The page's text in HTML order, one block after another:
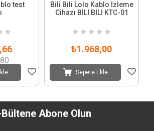
test
★
Bili Bili Lolo Kablo İzleme
Cihazı BİLİ BİLİ KTC-01
★ ★ ★ ★ ★
₺1.968,00
Sepete Ekle
Bültene Abone Olun